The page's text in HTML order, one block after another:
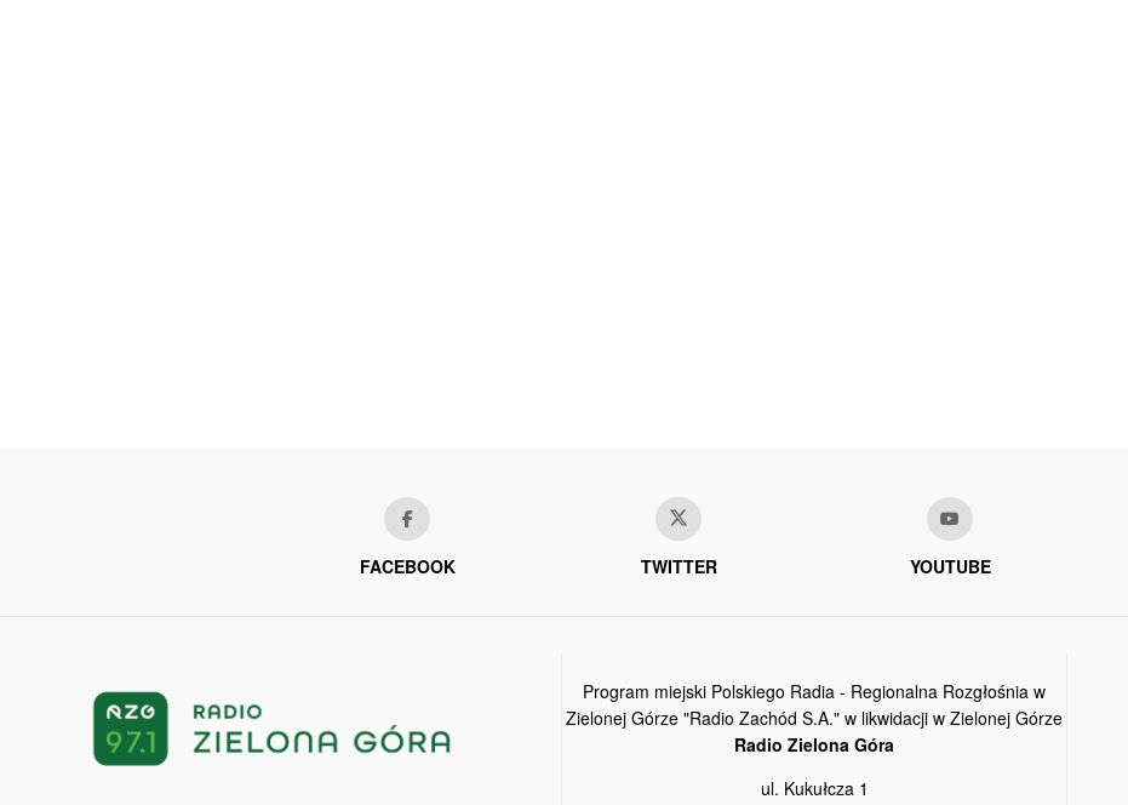
FACEBOOK TWITTER YOUTUBE
Program miejski Polskiego Radia - Regionalna Rozgłośnia w
Zielonej Górze "Radio Zachód S.A." w likwidacji w Zielonej Górze
Radio Zielona Góra
ul. Kukułcza 1